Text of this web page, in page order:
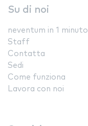
Su di noi
neventum in 1 minuto
Staff
Contatta
Sedi
Come funziona
Lavora con noi